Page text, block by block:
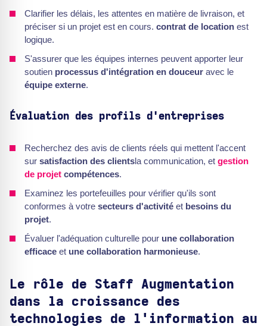
Clarifier les délais, les attentes en matière de livraison, et
préciser si un projet est en cours. contrat de location est
logique.
S'assurer que les équipes internes peuvent apporter leur
soutien processus d'intégration en douceur avec le
équipe externe.
Évaluation des profils d'entreprises
Recherchez des avis de clients réels qui mettent l'accent
sur satisfaction des clientsla communication, et gestion
de projet compétences.
Examinez les portefeuilles pour vérifier qu'ils sont
conformes à votre secteurs d'activité et besoins du
projet.
Évaluer l'adéquation culturelle pour une collaboration
efficace et une collaboration harmonieuse.
Le rôle de Staff Augmentation
dans la croissance des
technologies de l'information au